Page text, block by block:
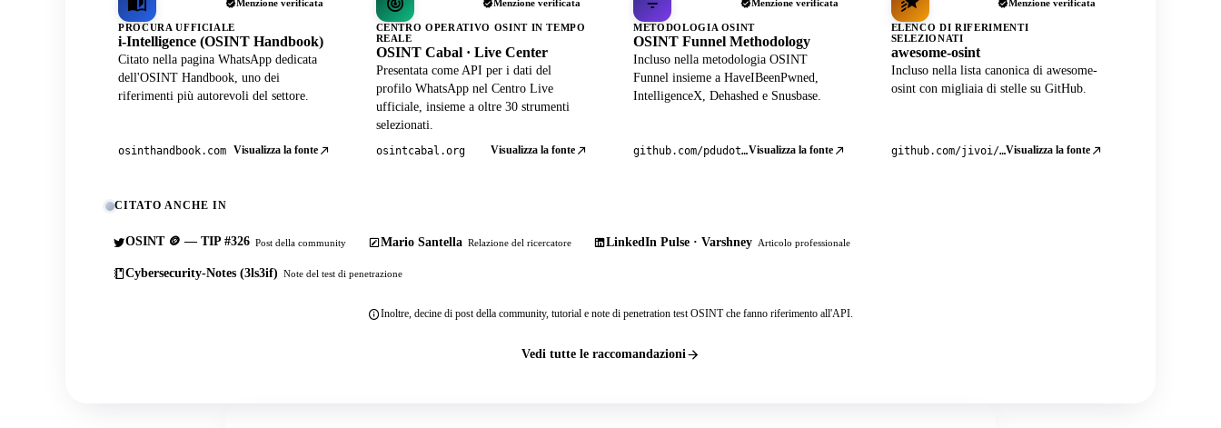
Menzione verificata
PROCURA UFFICIALE
i-Intelligence (OSINT Handbook)
Citato nella pagina WhatsApp dedicata
dell'OSINT Handbook, uno dei
riferimenti più autorevoli del settore.
osinthandbook.com Visualizza la fonte
Menzione verificata
CENTRO OPERATIVO OSINT IN TEMPO
REALE
OSINT Cabal · Live Center
Presentata come API per i dati del
profilo WhatsApp nel Centro Live
ufficiale, insieme a oltre 30 strumenti
selezionati.
osintcabal.org Visualizza la fonte
Menzione verificata
METODOLOGIA OSINT
OSINT Funnel Methodology
Incluso nella metodologia OSINT
Funnel insieme a HaveIBeenPwned,
IntelligenceX, Dehashed e Snusbase.
github.com/pdudotdev/ofmVisualizza la fonte
Menzione verificata
ELENCO DI RIFERIMENTI
SELEZIONATI
awesome-osint
Incluso nella lista canonica di awesome-
osint con migliaia di stelle su GitHub.
github.com/jivoi/awesome-osintVisualizza la fonte
CITATO ANCHE IN
OSINT 🪙 — TIP #326 Post della community Mario Santella Relazione del ricercatore LinkedIn Pulse · Varshney Articolo professionale
Cybersecurity-Notes (3ls3if) Note del test di penetrazione
Inoltre, decine di post della community, tutorial e note di penetration test OSINT che fanno riferimento all'API.
Vedi tutte le raccomandazioni